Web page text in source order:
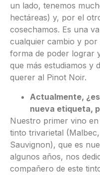
un lado, tenemos
hectáreas) y, por el
cosechamos. Es una
cualquier cambio y por
forma de poder lograr
que más estudiamos y
querer al Pinot Noir.
Actualmente,
nueva etiqueta,
Nuestro primer vino
tinto trivarietal
Sauvignon), que es
algunos años, nos
compañero de este